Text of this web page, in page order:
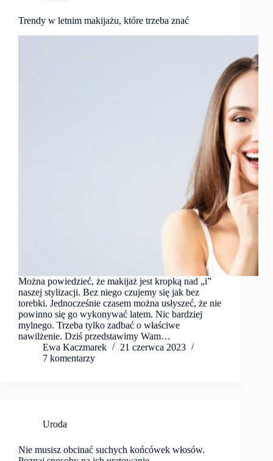
Trendy w letnim makijażu, które trzeba znać
Można powiedzieć, że makijaż jest kropką nad „i”
naszej stylizacji. Bez niego czujemy się jak bez
torebki. Jednocześnie czasem można usłyszeć, że nie
powinno się go wykonywać latem. Nic bardziej
mylnego. Trzeba tylko zadbać o właściwe
nawilżenie. Dziś przedstawimy Wam…
Ewa Kaczmarek
21 czerwca 2023
7 komentarzy
Uroda
Nie musisz obcinać suchych końcówek włosów.